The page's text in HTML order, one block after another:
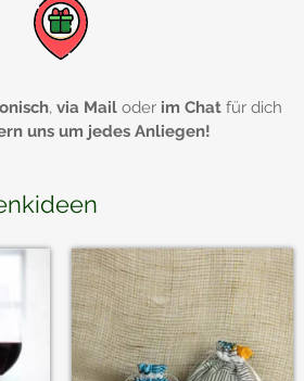
, via Mail oder im Chat für dich
uns um jedes Anliegen!